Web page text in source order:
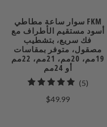
سوار ساعة مطاطي FKM
أسود مستقيم الأطراف مع
فك سريع، بتشطيب
مصقول، متوفر بمقاسات
19مم، 20مم، 21مم، 22مم
أو 24مم
(5)5
$49.99